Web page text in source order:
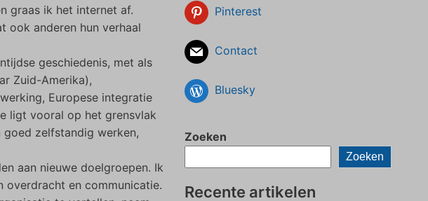
graas ik het internet af.
ook anderen hun verhaal
geschiedenis, met als
Zuid-Amerika),
Europese integratie
ligt vooral op het grensvlak
zelfstandig werken,
aan nieuwe doelgroepen. Ik
overdracht en communicatie.
Pinterest
Contact
Bluesky
Zoeken
Zoeken
Recente artikelen